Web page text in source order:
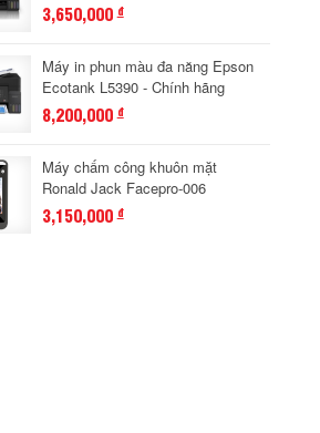
3,650,000đ
Máy in phun màu đa năng Epson
Ecotank L5390 - Chính hãng
8,200,000đ
Máy chấm công khuôn mặt
Ronald Jack Facepro-006
3,150,000đ